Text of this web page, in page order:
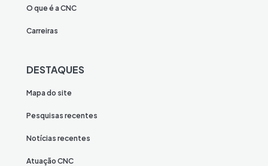
O que é a CNC
Carreiras
DESTAQUES
Mapa do site
Pesquisas recentes
Notícias recentes
Atuação CNC